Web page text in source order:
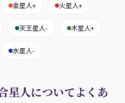
金星人+ 火星人+
天王星人- 木星人+
水星人-
星人についてよくあ